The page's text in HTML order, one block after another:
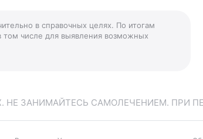
в справочных целях. По итогам
том числе для выявления возможных
ЗАНИМАЙТЕСЬ САМОЛЕЧЕНИЕМ. ПРИ